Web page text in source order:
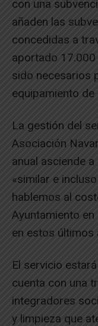
con una
añaden las
concedidas a
aportado
sido necesarios
equipamiento
La gestión del
Asociación
anual asciende
«similar e
hablemos al
Ayuntamiento
en estos últimos
El servicio
cuenta con una
integradores
y limpieza que